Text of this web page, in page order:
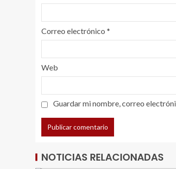
Correo electrónico *
Web
Guardar mi nombre, correo
NOTICIAS RELACIONADAS